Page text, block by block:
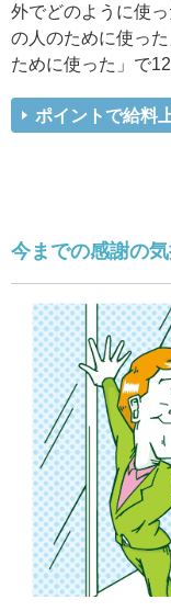
外でどのように使
の人のために使っ
ために使った」で
ポイントで給料
今までの感謝の